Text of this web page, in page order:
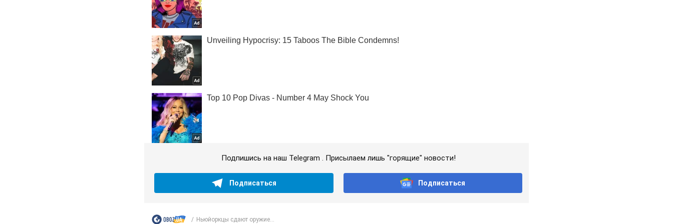
Подпишись на наш Telegram . Присылаем лишь "горящие" новости!
Подписаться Подписаться
Ньюйоркцы сдают оружие...